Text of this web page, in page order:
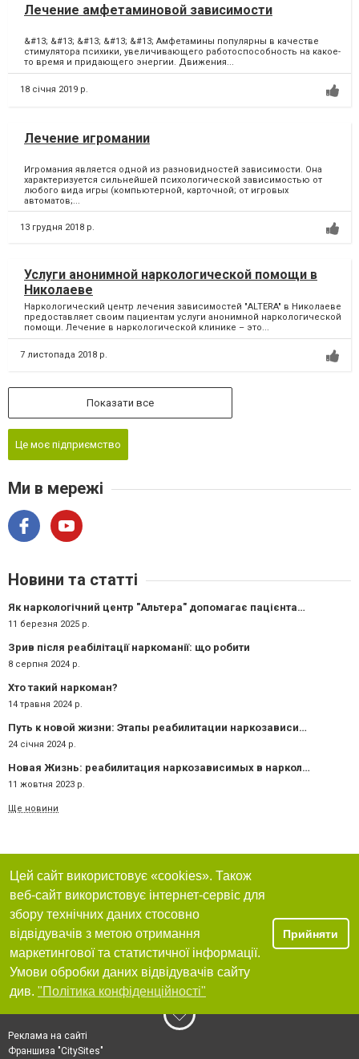
Лечение амфетаминовой зависимости
&#13; &#13; &#13; &#13; &#13; Амфетамины популярны в качестве
стимулятора психики, увеличивающего работоспособность на какое-
то время и придающего энергии. Движения...
18 січня 2019 р.
Лечение игромании
Игромания является одной из разновидностей зависимости. Она
характеризуется сильнейшей психологической зависимостью от
любого вида игры (компьютерной, карточной; от игровых
автоматов;...
13 грудня 2018 р.
Услуги анонимной наркологической помощи в
Николаеве
Наркологический центр лечения зависимостей "ALTERA" в Николаеве
предоставляет своим пациентам услуги анонимной наркологической
помощи. Лечение в наркологической клинике – это...
7 листопада 2018 р.
Показати все
Це моє підприємство
Ми в мережі
Новини та статті
Як наркологічний центр "Альтера" допомагає пацієнтам на всіх етапах лікування?
11 березня 2025 р.
Зрив після реабілітації наркоманії: що робити
8 серпня 2024 р.
Хто такий наркоман?
14 травня 2024 р.
Путь к новой жизни: Этапы реабилитации наркозависимых в центре Альтера
24 січня 2024 р.
Новая Жизнь: реабилитация наркозависимых в наркологическом центре "Altera"
11 жовтня 2023 р.
Ще новини
Цей сайт використовує «cookies». Також
веб-сайт використовує інтернет-сервіс для
збору технічних даних стосовно
відвідувачів з метою отримання
маркетингової та статистичної інформації.
Умови обробки даних відвідувачів сайту
див. "Політика конфіденційності"
Прийняти
Реклама на сайті
Франшиза "CitySites"